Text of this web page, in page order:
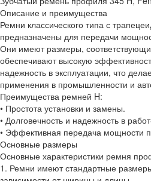
Описание и преимущества
Ремни классического типа с
предназначены для передачи
Они имеют размеры,
обеспечивают высокую
надежность в эксплуатации, что
применения в промышленности и
Преимущества ремней H:
• Простота установки и замены.
• Долговечность и надежность в
• Эффективная передача мощности
Основные размеры
Основные характеристики ремня
1. Ремни имеют стандартные